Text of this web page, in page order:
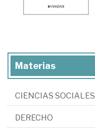
Materias
CIENCIAS SOCIALES
DERECHO